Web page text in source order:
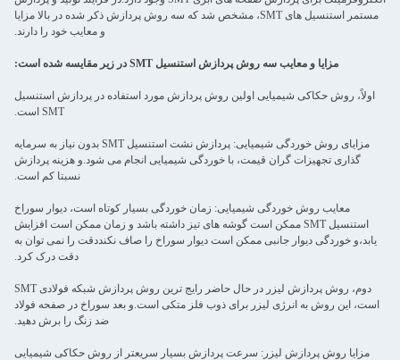
مستمر استنسیل های SMT، مشخص شد که سه روش پردازش ذکر شده در بالا مزایا
و معایب خود را دارند.
مزایا و معایب سه روش پردازش استنسیل SMT در زیر مقایسه شده است:
اولاً، روش حکاکی شیمیایی اولین روش پردازش مورد استفاده در پردازش استنسیل
SMT است.
مزایای روش خوردگی شیمیایی: پردازش نشت استنسیل SMT بدون نیاز به سرمایه
گذاری تجهیزات گران قیمت، با خوردگی شیمیایی انجام می شود.و هزینه پردازش
نسبتا کم است.
معایب روش خوردگی شیمیایی: زمان خوردگی بسیار کوتاه است، دیوار سوراخ
استنسیل SMT ممکن است گوشه های تیز داشته باشد و زمان ممکن است افزایش
یابد،و خوردگی دیوار جانبی ممکن است دیوار سوراخ را صاف نکنددقت را نمی توان به
دقت درک کرد.
دوم، روش پردازش لیزر در حال حاضر رایج ترین روش پردازش شبکه فولادی SMT
است، این روش به انرژی لیزر برای ذوب فلز متکی است.و بعد سوراخ در صفحه فولاد
ضد زنگ را برش دهید.
مزایا روش پردازش لیزر: سرعت پردازش بسیار سریعتر از روش حکاکی شیمیایی